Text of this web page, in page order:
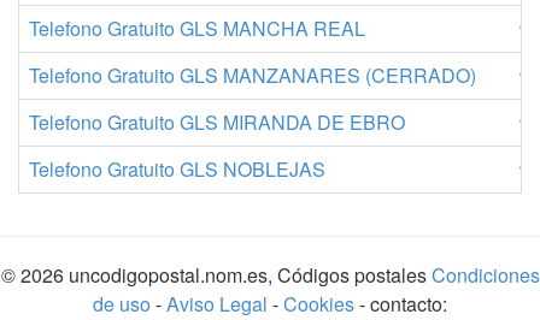
Telefono Gratuito GLS MANCHA REAL
Telefono Gratuito GLS MANZANARES (CERRADO)
Telefono Gratuito GLS MIRANDA DE EBRO
Telefono Gratuito GLS NOBLEJAS
© 2026 uncodigopostal.nom.es, Códigos postalesCondiciones
de uso -Aviso Legal -Cookies- contacto: